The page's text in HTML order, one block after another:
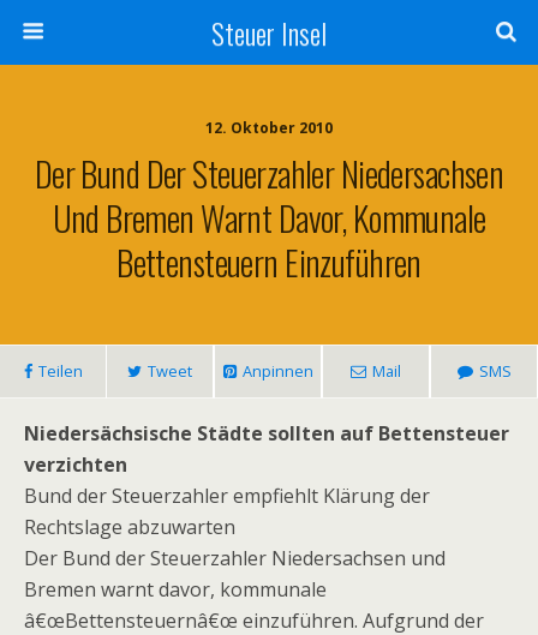
Steuer Insel
12. Oktober 2010
Der Bund Der Steuerzahler Niedersachsen
Und Bremen Warnt Davor, Kommunale
Bettensteuern Einzuführen
Teilen Tweet Anpinnen Mail SMS
Niedersächsische Städte sollten auf Bettensteuer
verzichten
Bund der Steuerzahler empfiehlt Klärung der
Rechtslage abzuwarten
Der Bund der Steuerzahler Niedersachsen und
Bremen warnt davor, kommunale
â€œBettensteuernâ€œ einzuführen. Aufgrund der